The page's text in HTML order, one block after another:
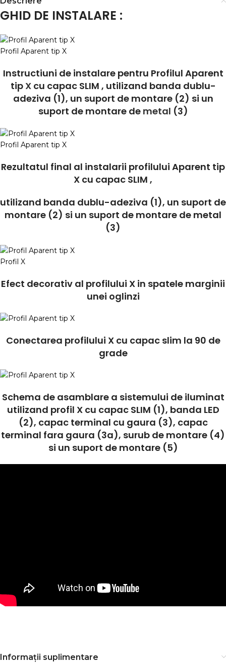
GHID DE INSTALARE :
Profil Aparent tip X
Instructiuni de instalare pentru Profilul Aparent
tip Xcu capac SLIM , utilizand banda dublu-
adeziva (1), un suport de montare (2) si un
suport de montare de metal (3)
Profil Aparent tip X
Rezultatul final al instalarii profilului Aparent tip
X cu capac SLIM ,
utilizand banda dublu-adeziva (1), un suport de
montare (2) si un suport de montare de metal
(3)
Profil X
Efect decorativ al profilului X in spatele marginii
unei oglinzi
Conectarea profilului X cu capac slim la 90 de
grade
Schema de asamblare a sistemului de iluminat
utilizand profil X cu capac SLIM (1), banda LED
(2), capac terminal cu gaura (3), capac
terminal fara gaura (3a), surub de montare (4)
si un suport de montare (5)
Informații suplimentare